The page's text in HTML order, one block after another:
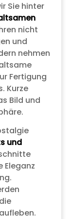
Sie hinter
nicht
und
nehmen
Fertigung
Kurze
Bild und
und
Eleganz